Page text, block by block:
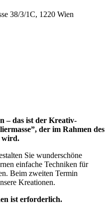
38/3/1C, 1220 Wien
– das ist der Kreativ-
der im Rahmen des
wird.
Sie wunderschöne
einfache Techniken für
Beim zweiten Termin
Kreationen.
ist erforderlich.